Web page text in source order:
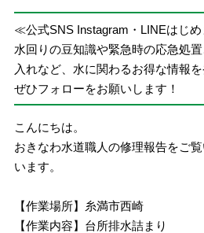
≪公式SNS Instagram・LINEはじ
水回りの豆知識や緊急時の応急処
入れなど、水に関わるお得な情報
ぜひフォローをお願いします！
こんにちは。
おきなわ水道職人の修理報告をご
います。
【作業場所】糸満市西崎
【作業内容】台所排水詰まり